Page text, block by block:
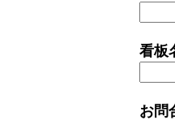
看板
お問